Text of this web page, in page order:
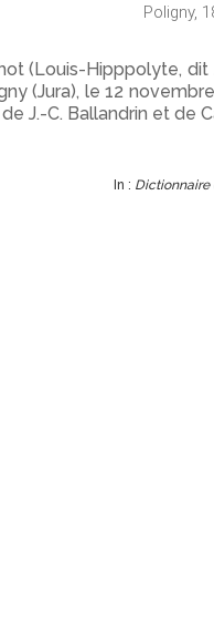
Poligny,
(Louis-Hipppolyte, dit
(Jura), le 12
J.-C. Ballandrin et de
In : Dictionnaire